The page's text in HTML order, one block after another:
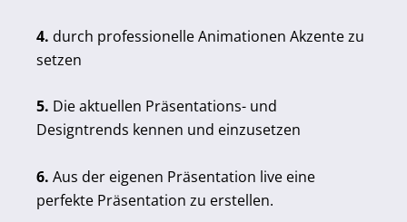
4. durch professionelle Animationen Akzente zu
setzen
5. Die aktuellen Präsentations- und
Designtrends kennen und einzusetzen
6. Aus der eigenen Präsentation live eine
perfekte Präsentation zu erstellen.